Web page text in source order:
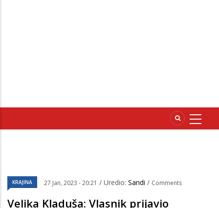
KRAJINA 27 Jan, 2023 - 20:21 / Uredio: Sandi / Comments
Velika Kladuša: Vlasnik prijavio